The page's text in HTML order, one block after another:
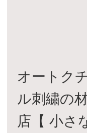
オートク
ル刺繍の
店【 小さ